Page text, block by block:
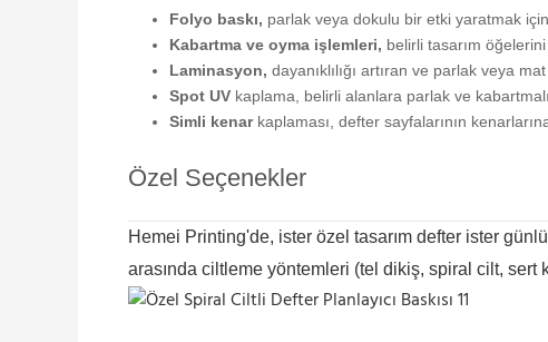
Folyo baskı, parlak veya dokulu bir etki yaratmak
Kabartma ve oyma işlemleri, belirli tasarım
Laminasyon, dayanıklılığı artıran ve parlak veya
Spot UVkaplama, belirli alanlara parlak ve
Simli kenarkaplaması, defter sayfalarının
Özel Seçenekler
Hemei Printing'de, ister özel tasarım defter ister
arasında ciltleme yöntemleri (tel dikiş, spiral cilt, sert